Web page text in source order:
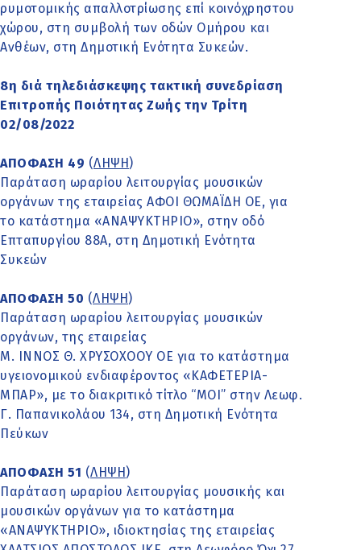
ρυμοτομικής απαλλοτρίωσης επί κοινόχρηστου
χώρου, στη συμβολή των οδών Ομήρου και
Ανθέων, στη Δημοτική Ενότητα Συκεών.
8η διά τηλεδιάσκεψης τακτική συνεδρίαση
Επιτροπής Ποιότητας Ζωής την Τρίτη
02/08/2022
ΑΠΟΦΑΣΗ 49 (ΛΗΨΗ )
Παράταση ωραρίου λειτουργίας μουσικών
οργάνων της εταιρείας ΑΦΟΙ ΘΩΜΑΪΔΗ ΟΕ, για
το κατάστημα «ΑΝΑΨΥΚΤΗΡΙΟ», στην οδό
Επταπυργίου 88Α, στη Δημοτική Ενότητα
Συκεών
ΑΠΟΦΑΣΗ 50 (ΛΗΨΗ )
Παράταση ωραρίου λειτουργίας μουσικών
οργάνων, της εταιρείας
Μ. ΙΝΝΟΣ Θ. ΧΡΥΣΟΧΟΟΥ ΟΕ για το κατάστημα
υγειονομικού ενδιαφέροντος «ΚΑΦΕΤΕΡΙΑ-
ΜΠΑΡ», με το διακριτικό τίτλο “MOI” στην Λεωφ.
Γ. Παπανικολάου 134, στη Δημοτική Ενότητα
Πεύκων
ΑΠΟΦΑΣΗ 51 (ΛΗΨΗ )
Παράταση ωραρίου λειτουργίας μουσικής και
μουσικών οργάνων για το κατάστημα
«ΑΝΑΨΥΚΤΗΡΙΟ», ιδιοκτησίας της εταιρείας